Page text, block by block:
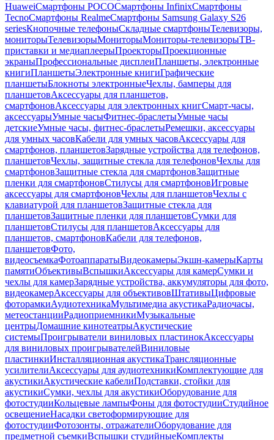
HuaweiСмартфоны POCOСмартфоны InfinixСмартфоны
TecnoСмартфоны RealmeСмартфоны Samsung Galaxy S26
seriesКнопочные телефоныСкладные смартфоныТелевизоры,
мониторыТелевизорыМониторыМониторы-телевизорыТВ-
приставки и медиаплеерыПроекторыПроекционные
экраныПрофессиональные дисплеиПланшеты, электронные
книгиПланшетыЭлектронные книгиГрафические
планшетыБлокноты электронныеЧехлы, бамперы для
планшетовАксессуары для планшетов,
смартфоновАксессуары для электронных книгСмарт-часы,
аксессуарыУмные часыФитнес-браслетыУмные часы
детскиеУмные часы, фитнес-браслетыРемешки, аксессуары
для умных часовКабели для умных часовАксессуары для
смартфонов, планшетовЗарядные устройства для телефонов,
планшетовЧехлы, защитные стекла для телефоновЧехлы для
смартфоновЗащитные стекла для смартфоновЗащитные
пленки для смартфоновСтилусы для смартфоновИгровые
аксессуары для смартфоновЧехлы для планшетовЧехлы с
клавиатурой для планшетовЗащитные стекла для
планшетовЗащитные пленки для планшетовСумки для
планшетовСтилусы для планшетовАксессуары для
планшетов, смартфоновКабели для телефонов,
планшетовФото,
видеосъемкаФотоаппаратыВидеокамерыЭкшн-камерыКарты
памятиОбъективыВспышкиАксессуары для камерСумки и
чехлы для камерЗарядные устройства, аккумуляторы для фото,
видеокамерАксессуары для объективовШтативыЦифровые
фоторамкиАудиотехникаМультимедиа акустикаРадиочасы,
метеостанцииРадиоприемникиМузыкальные
центрыДомашние кинотеатрыАкустические
системыПроигрыватели виниловых пластинокАксессуары
для виниловых проигрывателейВиниловые
пластинкиИнсталляционная акустикаТрансляционные
усилителиАксессуары для аудиотехникиКомплектующие для
акустикиАкустические кабелиПодставки, стойки для
акустикиСумки, чехлы для акустикиОборудование для
фотостудииКольцевые лампыФоны для фотостудииСтудийное
освещениеНасадки светоформирующие для
фотостудииФотозонты, отражателиОборудование для
предметной съемкиВспышки студийныеКомплекты